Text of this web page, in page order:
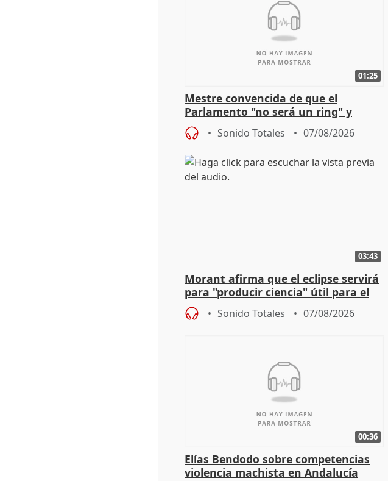
01:25
Mestre convencida de que el
Parlamento "no será un ring" y
defiende "estabilidad" del pacto con
Vox
Sonido Totales 07/08/2026
03:43
Morant afirma que el eclipse servirá
para "producir ciencia" útil para el
resto del mundo
Sonido Totales 07/08/2026
00:36
Elías Bendodo sobre competencias
violencia machista en Andalucía